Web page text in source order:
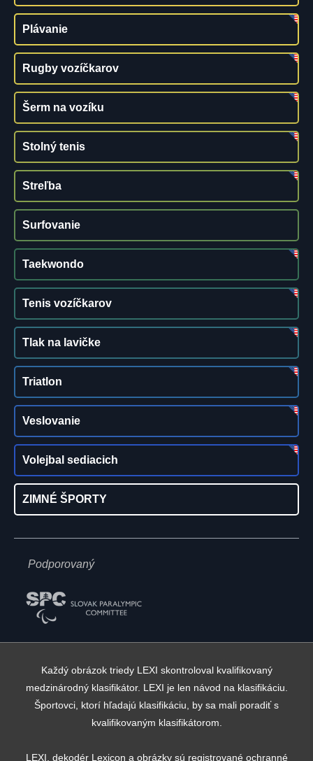
Plávanie
Rugby vozíčkarov
Šerm na vozíku
Stolný tenis
Streľba
Surfovanie
Taekwondo
Tenis vozíčkarov
Tlak na lavičke
Triatlon
Veslovanie
Volejbal sediacich
ZIMNÉ ŠPORTY
Podporovaný
Každý obrázok triedy LEXI skontroloval kvalifikovaný
medzinárodný klasifikátor. LEXI je len návod na klasifikáciu.
Športovci, ktorí hľadajú klasifikáciu, by sa mali poradiť s
kvalifikovaným klasifikátorom.
LEXI, dekodér Lexicon a obrázky sú registrované ochranné